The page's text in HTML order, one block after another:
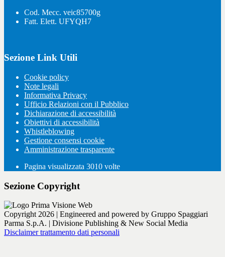
Cod. Mecc. veic85700g
Fatt. Elett. UFYQH7
Sezione Link Utili
Cookie policy
Note legali
Informativa Privacy
Ufficio Relazioni con il Pubblico
Dichiarazione di accessibilità
Obiettivi di accessibilità
Whistleblowing
Gestione consensi cookie
Amministrazione trasparente
Pagina visualizzata 3010 volte
Sezione Copyright
Copyright 2026 | Engineered and powered by Gruppo Spaggiari
Parma S.p.A. | Divisione Publishing & New Social Media
Disclaimer trattamento dati personali